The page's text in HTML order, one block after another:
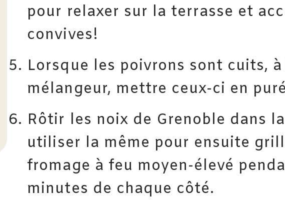
pour relaxer sur la terrasse et
convives!
Lorsque les poivrons sont cuits, à
mélangeur, mettre ceux-ci en
Rôtir les noix de Grenoble dans
utiliser la même pour ensuite
fromage à feu moyen-élevé
minutes de chaque côté.